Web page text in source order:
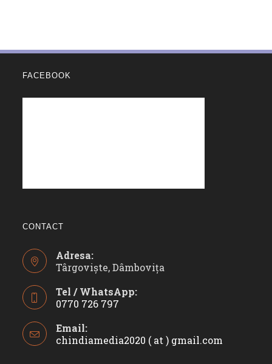
FACEBOOK
CONTACT
Adresa:
Târgoviște, Dâmbovița
Tel / WhatsApp:
0770 726 797
in
your
Email:
chindiamedia2020 ( at ) gmail.com